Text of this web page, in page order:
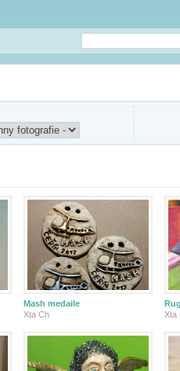
Mash medaile
Xta Ch
Xta